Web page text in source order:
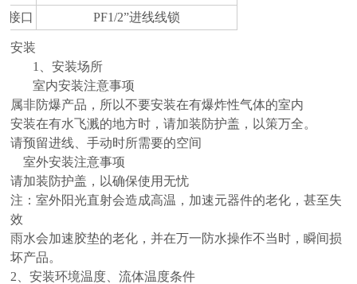
接口
PF1/2”进线线锁
安装
1、安装场所
室内安装注意事项
属非防爆产品，所以不要安装在有爆炸性气体的室内
安装在有水飞溅的地方时，请加装防护盖，以策万全。
请预留进线、手动时所需要的空间
室外安装注意事项
请加装防护盖，以确保使用无忧
注：室外阳光直射会造成高温，加速元器件的老化，甚至失
效
雨水会加速胶垫的老化，并在万一防水操作不当时，瞬间损
坏产品。
2、安装环境温度、流体温度条件